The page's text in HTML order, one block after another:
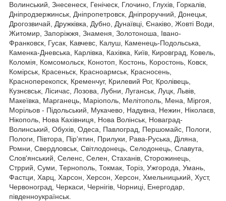
Волинський, Знесенеск, Геніческ, Глочино, Глухів, Горкалів,
Дніпродзержинськ, Дніпропетровск, Дніпроручний, Донецьк,
Дрогозвичай, Дружківка, Дубно, Дунаївці, Єнаківо, Жовті Води,
Житомир, Запоріжжя, Знаменя, Золотоноша, Івано-
Франковск, Гусак, Кавчевс, Калуш, Каменець-Подольська,
Каменка-Дневська, Карлівка, Кахівка, Київ, Кировград, Ковель,
Коломія, Комсомольск, Конотоп, Костонь, Коростонь, Ковск,
Комірськ, Красеньск, Красноармськ, Красносень,
Красноперекопск, Кременчуг, Крилевий Рог, Кролівець,
Кузнєвськ, Лісичас, Лозова, Лубни, Луганськ, Луцк, Львів,
Макеївка, Марганець, Маріополь, Мелітополь, Мена, Міргоя,
Морільов - Підольський, Мукачево, Надувна, Нежин, Ніколаєв,
Нікополь, Нова Кахівниця, Нова Волінськ, Новаград-
Волинський, Обухів, Одеса, Павлоград, Першомайс, Пологи,
Пологи, Півтора, Пір'ятин, Прилуки, Рава-Руська, Діляна,
Ромни, Свердловськ, Світлодонець, Селодонець, Славута,
Слов'янський, Селенс, Селен, Стаханів, Сторожинець,
Стррий, Суми, Тернополь, Токмак, Торіз, Ужгорода, Умань,
Фастци, Харц, Харсон, Херсон, Херсон, Хмельницький, Хуст,
Червоноград, Черкаси, Чернігів, Чорниці, Енергодар,
південноукраїнськ.